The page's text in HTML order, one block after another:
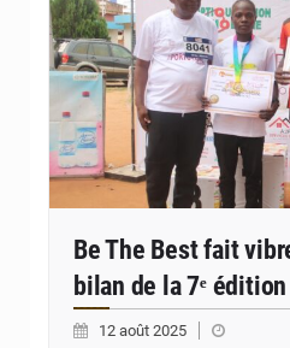
Be The Best fait
bilan de la 7ᵉ édition
12 août 2025